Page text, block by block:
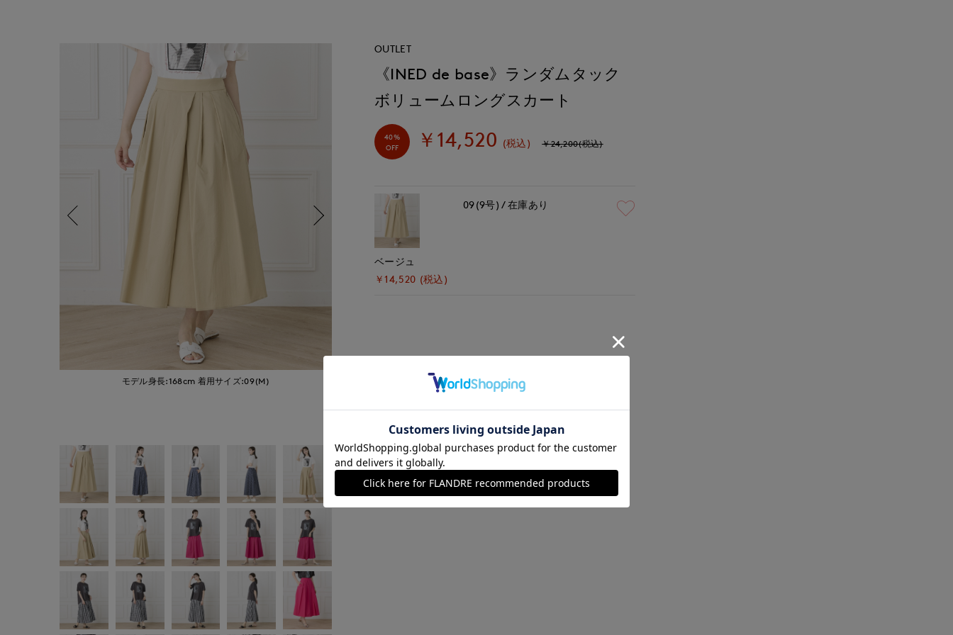
モデル身長:168cm 着用サイズ:09(M)
OUTLET
《INED de base》ランダムタック
ボリュームロングスカート
40%
OFF
￥14,520 (税込) ￥24,200(税込)
ベージュ
￥14,520 (税込)
09(9号) 在庫あり